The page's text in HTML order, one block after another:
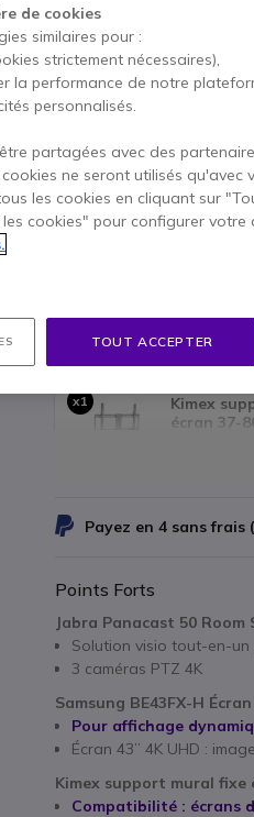
EN STOCK
Onedirect Care
198,95 €* Prix
Compris dans ce
3546,27 €
x1
Kimex
écran 37-
Payez en 4 sans frais (
Points Forts
Jabra Panacast 50 Room
Solution visio tout-en-
3 caméras PTZ 4K
Samsung BE43FX-H
Pour affichage
Écran 43’’ 4K UHD :
Kimex support mural fixe
Compatibilité : écrans
de cookies
similaires pour :
strictement nécessaires),
la performance de notre
personnalisés.
partagées avec des
ne seront utilisés qu'avec
les cookies en cliquant sur
cookies" pour configurer
TOUT ACCEPTER